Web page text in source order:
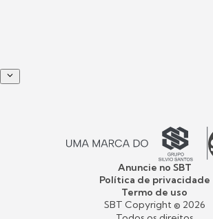
Anuncie no SBT
Política de privacidade
Termo de uso
SBT Copyright © 2026